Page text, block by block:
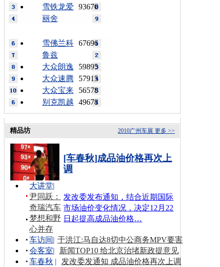
93670
雪铁龙爱
丽舍
67696
雪佛兰科
鲁兹
59895
大众朗逸
57915
大众速腾
56578
大众宝来
49678
别克凯越
更多 >>
2010广州车展
精品坊
[车春秋]成品油价格再次上
调
发改委发布通知，结合近期国际
市场油价变化情况，决定12月22
日起提高成品油价格…
大讲堂|
尹同跃：
奇瑞汽车
梦想和野
心并存
车访间| 于洪江:马自达8切中公商务MPV要害
会客室|
新闻TOP10 给北京治堵新政提意见
车春秋 | 发改委发通知 成品油价格再次上调